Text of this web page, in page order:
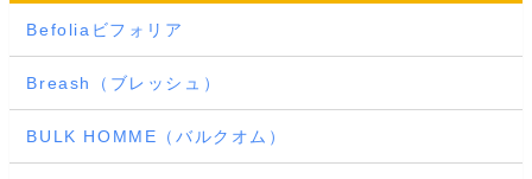
Befoliaビフォリア
Breash（ブレッシュ）
BULK HOMME（バルクオム）